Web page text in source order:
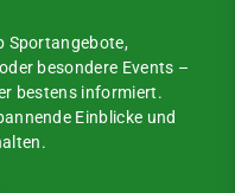
Sportangebote,
besondere Events –
bestens informiert.
Einblicke und